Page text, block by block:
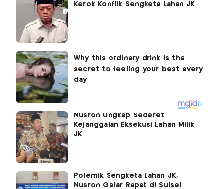
Kerok Konflik Sengketa Lahan JK
Nusron Ungkap Sederet
Kejanggalan Eksekusi Lahan Milik
JK
Polemik Sengketa Lahan JK,
Nusron Gelar Rapat di Sulsel